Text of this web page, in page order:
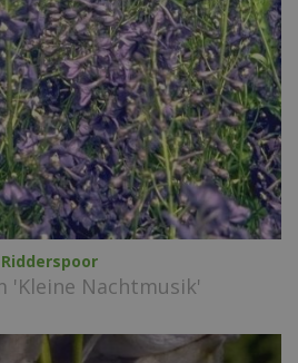
Ridderspoor
'Kleine Nachtmusik'